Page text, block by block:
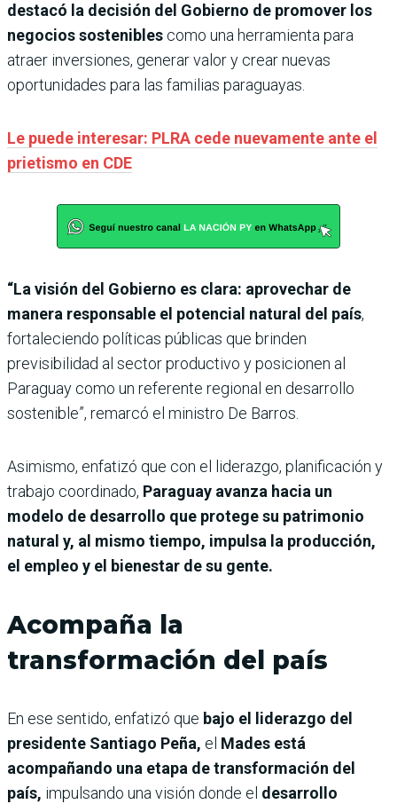
destacó la decisión del Gobierno de promover los
negocios sostenibles como una herramienta para
atraer inversiones, generar valor y crear nuevas
oportunidades para las familias paraguayas.
Le puede interesar: PLRA cede nuevamente ante el
prietismo en CDE
“La visión del Gobierno es clara: aprovechar de
manera responsable el potencial natural del país,
fortaleciendo políticas públicas que brinden
previsibilidad al sector productivo y posicionen al
Paraguay como un referente regional en desarrollo
sostenible”, remarcó el ministro De Barros.
Asimismo, enfatizó que con el liderazgo, planificación y
trabajo coordinado, Paraguay avanza hacia un
modelo de desarrollo que protege su patrimonio
natural y, al mismo tiempo, impulsa la producción,
el empleo y el bienestar de su gente.
Acompaña la
transformación del país
En ese sentido, enfatizó que bajo el liderazgo del
presidente Santiago Peña, el Mades está
acompañando una etapa de transformación del
país, impulsando una visión donde el desarrollo